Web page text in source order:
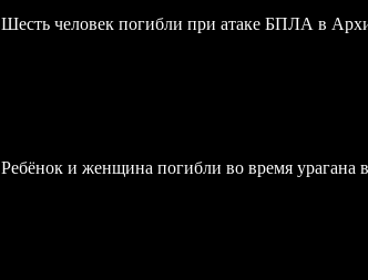
Шесть человек погибли при атаке БПЛА в
Ребёнок и женщина погибли во время урагана